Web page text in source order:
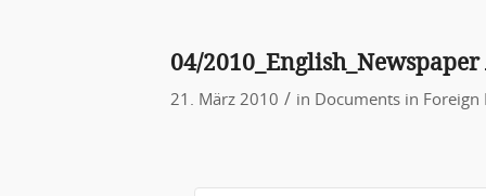
04/
21. März 2010 / in Documents in Foreign